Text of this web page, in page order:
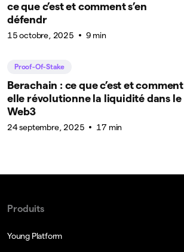
ce que c’est et comment s’en
défendr
15 octobre, 2025 9 min
Proof-Of-Stake
Berachain : ce que c’est et comment
elle révolutionne la liquidité dans le
Web3
24 septembre, 2025 17 min
Produits
Young Platform